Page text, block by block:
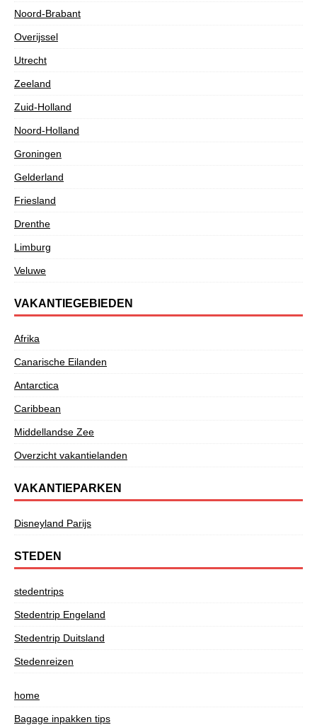
Noord-Brabant
Overijssel
Utrecht
Zeeland
Zuid-Holland
Noord-Holland
Groningen
Gelderland
Friesland
Drenthe
Limburg
Veluwe
VAKANTIEGEBIEDEN
Afrika
Canarische Eilanden
Antarctica
Caribbean
Middellandse Zee
Overzicht vakantielanden
VAKANTIEPARKEN
Disneyland Parijs
STEDEN
stedentrips
Stedentrip Engeland
Stedentrip Duitsland
Stedenreizen
home
Bagage inpakken tips